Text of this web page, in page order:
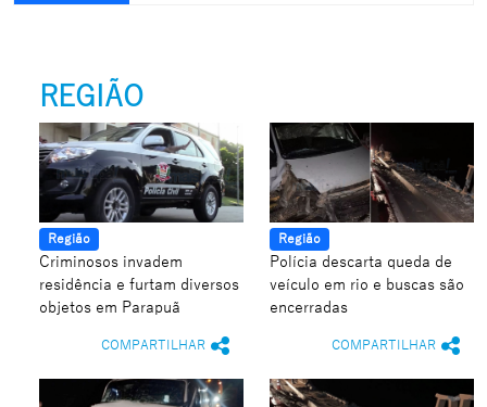
REGIÃO
Região
Criminosos invadem
residência e furtam diversos
objetos em Parapuã
COMPARTILHAR
Região
Polícia descarta queda de
veículo em rio e buscas são
encerradas
COMPARTILHAR